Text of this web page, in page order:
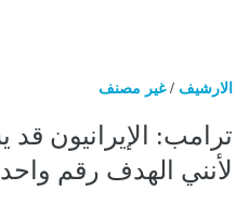
الارشيف /غير مصنف
ترامب: الإيرانيون
لأنني الهدف رقم واحد